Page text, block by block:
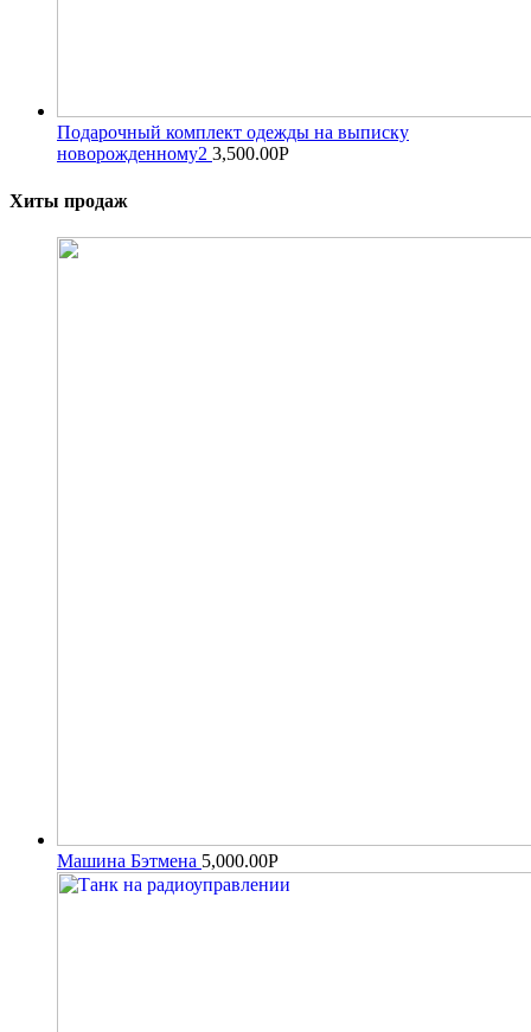
Подарочный комплект одежды на выписку
новорожденному2 3,500.00Р
Хиты продаж
Машина Бэтмена 5,000.00Р